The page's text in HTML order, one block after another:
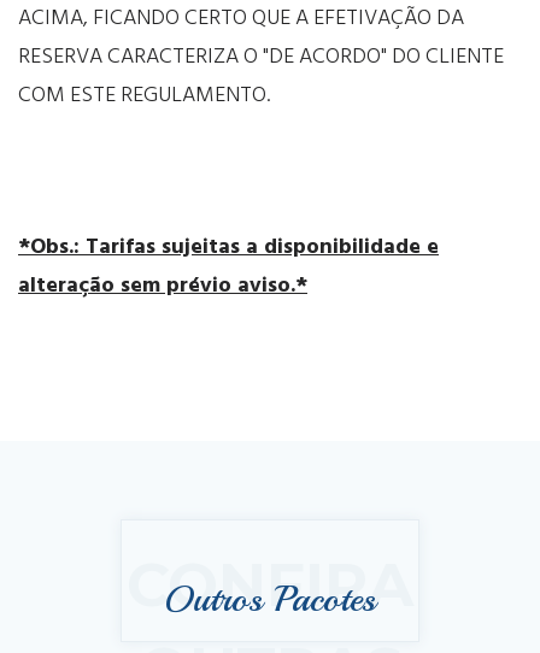
ACIMA, FICANDO CERTO QUE A EFETIVAÇÃO DA
RESERVA CARACTERIZA O "DE ACORDO" DO CLIENTE
COM ESTE REGULAMENTO.
*Obs.: Tarifas sujeitas a disponibilidade e
alteração sem prévio aviso.*
Outros Pacotes
CONFIRA